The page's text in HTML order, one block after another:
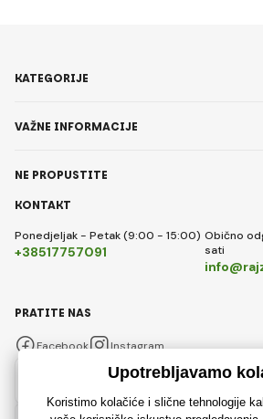
KONTAKT
Ponedjeljak - Petak (9:00 - 15:00)
+38517757091
Obično
sati
KATEGORIJE
VAŽNE INFORMACIJE
NE PROPUSTITE
PRATITE NAS
Facebook Instagram